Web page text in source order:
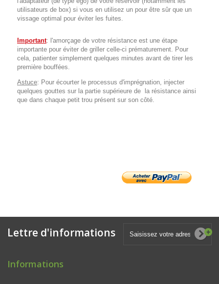
utilisateurs de box) si vous en utilisez un pour être sûr que un
vissage optimal pour éviter les fuites.
Important: l'amorçage de votre résistance est une étape
importante pour éviter de griller celle-ci prématurement. Pour
cela, patienter simplement quelques minutes avant de tirer les
première bouffées.
Astuce: Pour écourter le processus d'imprégnation, injecter
quelques gouttes sur la partie supérieure de la résistance ainsi
que dans chaque petit trou présent sur son côté.
Lettre d'informations
Informations